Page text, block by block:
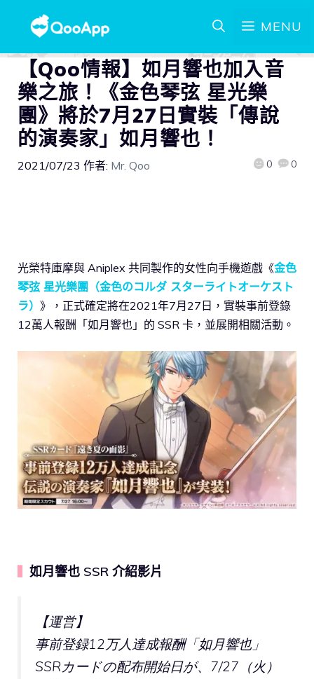
MENU
【Qoo情報】如月響也加入音
樂之旅！《金色琴弦 星光樂
團》將於7月27日實裝「傳說
的演奏家」如月響也！
2021/07/23 作者: Mr. Qoo 0 0
光榮特庫摩與 Aniplex 共同製作的女性向手機遊戲《金色
琴弦 星光樂團（金色のコルダ スターライトオーケスト
ラ） 》，正式確定將在2021年7月27日，實裝事前登錄
12萬人報酬「如月響也」的 SSR 卡，並展開相關活動。
如月響也 SSR 介紹影片
【運営】
事前登録12万人達成報酬「如月響也」
SSRカードの配布開始日が、7/27（火）